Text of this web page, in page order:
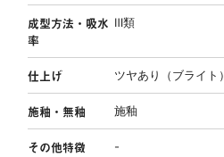
成型方法・吸水
率
Ⅲ類
仕上げ ツヤあり（ブライト）
施釉・無釉 施釉
その他特徴 -